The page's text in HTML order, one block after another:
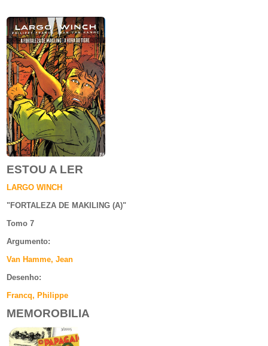
ESTOU A LER
LARGO WINCH
"FORTALEZA DE MAKILING (A)"
Tomo 7
Argumento:
Van Hamme, Jean
Desenho:
Francq, Philippe
MEMOROBILIA